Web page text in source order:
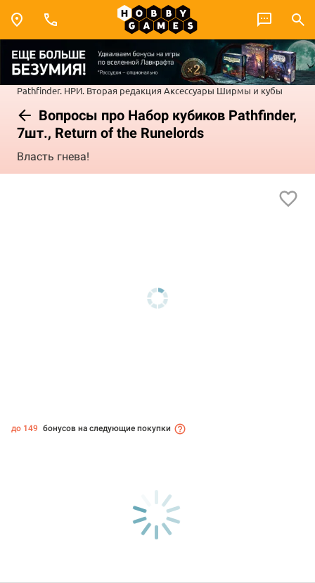
Pathfinder. НРИ. Вторая редакция Аксессуары Ширмы и кубы
Вопросы про Набор кубиков Pathfinder,
7шт., Return of the Runelords
Власть гнева!
до 149 бонусов на следующие покупки